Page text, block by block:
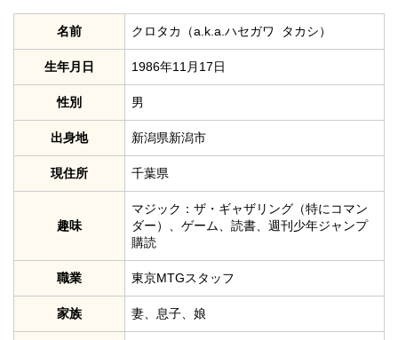
名前 クロタカ（a.k.a.ハセガワ タカシ）
生年月日 1986年11月17日
性別 男
出身地 新潟県新潟市
現住所 千葉県
趣味
マジック：ザ・ギャザリング（特にコマン
ダー）、ゲーム、読書、週刊少年ジャンプ
購読
職業 東京MTGスタッフ
家族 妻、息子、娘